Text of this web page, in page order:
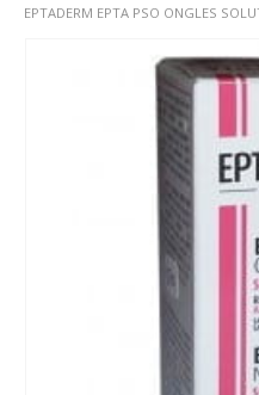
EPTADERM EPTA PSO ONGLES